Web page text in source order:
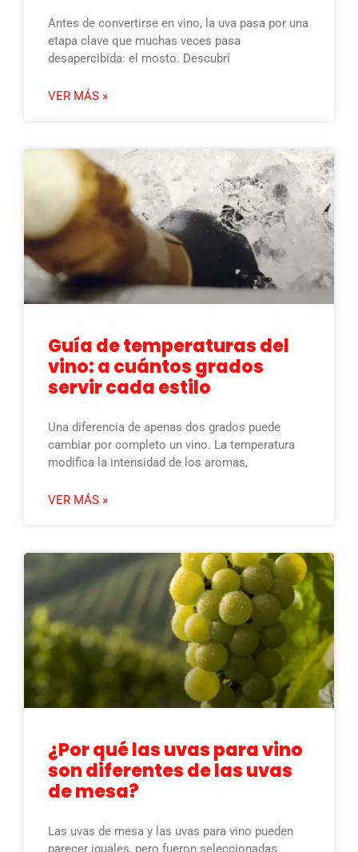
Antes de convertirse en vino, la uva pasa por una
etapa clave que muchas veces pasa
desapercibida: el mosto. Descubrí
VER MÁS »
Guía de temperaturas del
vino: a cuántos grados
servir cada estilo
Una diferencia de apenas dos grados puede
cambiar por completo un vino. La temperatura
modifica la intensidad de los aromas,
VER MÁS »
¿Por qué las uvas para vino
son diferentes de las uvas
de mesa?
Las uvas de mesa y las uvas para vino pueden
parecer iguales, pero fueron seleccionadas